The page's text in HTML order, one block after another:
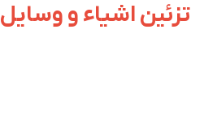
تزئین اشیاء و وسایل